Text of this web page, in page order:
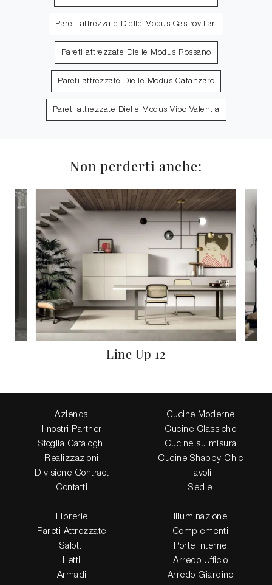
Pareti attrezzate Dielle Modus Castrovillari
Pareti attrezzate Dielle Modus Rossano
Pareti attrezzate Dielle Modus Catanzaro
Pareti attrezzate Dielle Modus Vibo Valentia
Non perderti anche:
Line Up 12
Azienda
I nostri Partner
Sfoglia Cataloghi
Realizzazioni
Divisione Contract
Contatti
Cucine Moderne
Cucine Classiche
Cucine su misura
Cucine Shabby Chic
Tavoli
Sedie
Librerie
Pareti Attrezzate
Salotti
Letti
Armadi
Illuminazione
Complementi
Porte Interne
Arredo Ufficio
Arredo Giardino